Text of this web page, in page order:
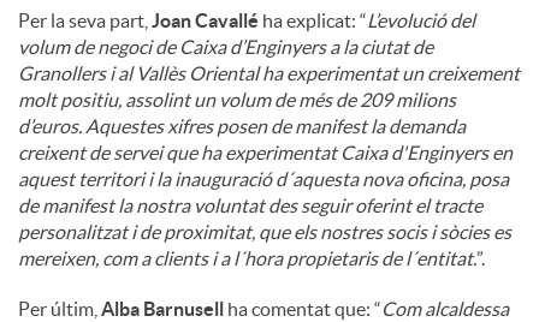
Per la seva part, Joan Cavallé ha explicat: “L’evolució del
volum de negoci de Caixa d’Enginyers a la ciutat de
Granollers i al Vallès Oriental ha experimentat un creixement
molt positiu, assolint un volum de més de 209 milions
d’euros. Aquestes xifres posen de manifest la demanda
creixent de servei que ha experimentat Caixa d'Enginyers en
aquest territori i la inauguració d´aquesta nova oficina, posa
de manifest la nostra voluntat des seguir oferint el tracte
personalitzat i de proximitat, que els nostres socis i sòcies es
mereixen, com a clients i a l´hora propietaris de l´entitat.”.
Per últim, Alba Barnusell ha comentat que: “Com alcaldessa